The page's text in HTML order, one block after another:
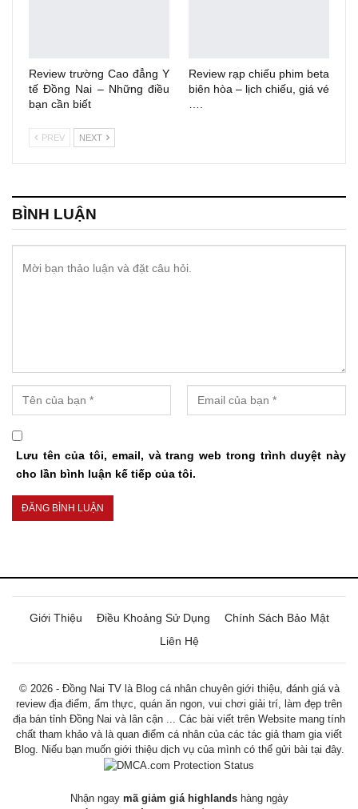
Review trường Cao đẳng Y
tế Đồng Nai – Những điều
bạn cần biết
Review rạp chiếu phim beta
biên hòa – lịch chiếu, giá vé
….
PREV NEXT
BÌNH LUẬN
Lưu tên của tôi, email, và trang web trong trình duyệt này
cho lần bình luận kế tiếp của tôi.
Giới Thiệu Điều Khoảng Sử Dụng
Chính Sách Bảo Mật
Liên Hệ
© 2026 - Đồng Nai TV là Blog cá nhân chuyên giới thiệu, đánh giá và
review địa điểm, ẩm thực, quán ăn ngon, vui chơi giải trí, làm đẹp trên
địa bán tỉnh Đồng Nai và lân cận ... Các bài viết trên Website mang tính
chất tham khảo và là quan điểm cá nhân của các tác giả tham gia viết
Blog. Niếu bạn muốn giới thiệu dịch vụ của mình có thể gửi bài tại đây.
Nhận ngay mã giảm giá highlandshàng ngày